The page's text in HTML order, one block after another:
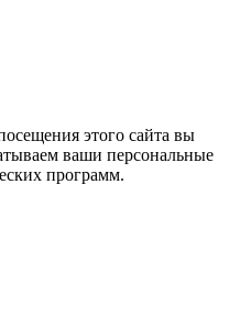
этого сайта вы
ваши персональные
программ.